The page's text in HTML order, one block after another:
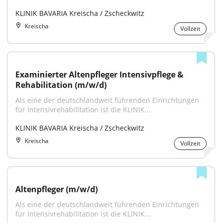
KLINIK BAVARIA Kreischa / Zscheckwitz
Kreischa Vollzeit
Examinierter Altenpfleger Intensivpflege &
Rehabilitation (m/w/d)
Als eine der deutschlandweit führenden Einrichtungen
für Intensivrehabilitation ist die KLINIK...
KLINIK BAVARIA Kreischa / Zscheckwitz
Kreischa Vollzeit
Altenpfleger (m/w/d)
Als eine der deutschlandweit führenden Einrichtungen
für Intensivrehabilitation ist die KLINIK...